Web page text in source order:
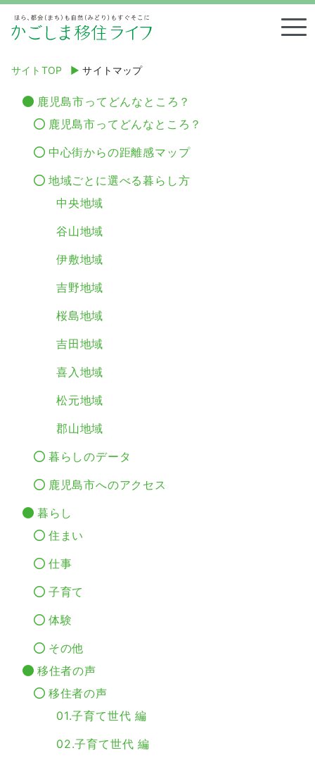
サイトTOP ▶︎ サイトマップ
鹿児島市ってどんなところ？
鹿児島市ってどんなところ？
中心街からの距離感マップ
地域ごとに選べる暮らし方
中央地域
谷山地域
伊敷地域
吉野地域
桜島地域
吉田地域
喜入地域
松元地域
郡山地域
暮らしのデータ
鹿児島市へのアクセス
暮らし
住まい
仕事
子育て
体験
その他
移住者の声
移住者の声
01.子育て世代 編
02.子育て世代 編